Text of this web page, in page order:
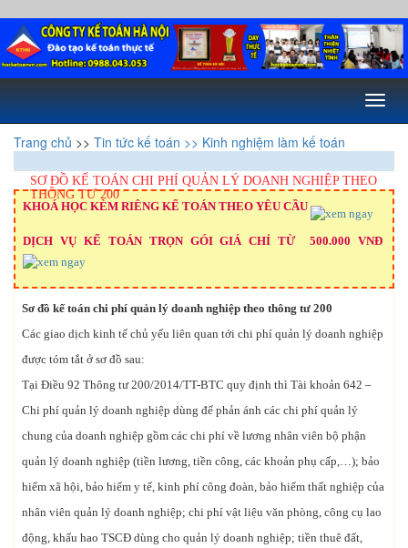
Toggle
Trang chủ >> Tin tức kế toán >> Kinh nghiệm làm kế toán
SƠ ĐỒ KẾ TOÁN CHI PHÍ QUẢN LÝ DOANH NGHIỆP THEO
THÔNG TƯ 200
KHOÁ HỌC KÈM RIÊNG KẾ TOÁN THEO YÊU CẦU
DỊCH VỤ KẾ TOÁN TRỌN GÓI GIÁ CHỈ TỪ 500.000 VNĐ
Sơ đồ kế toán chi phí quản lý doanh nghiệp theo thông tư 200
Các giao dịch kinh tế chủ yếu liên quan tới chi phí quản lý doanh nghiệp
được tóm tắt ở sơ đồ sau:
Tại Điều 92 Thông tư 200/2014/TT-BTC quy định thì Tài khoản 642 –
Chi phí quản lý doanh nghiệp dùng để phản ánh các chi phí quản lý
chung của doanh nghiệp gồm các chi phí về lương nhân viên bộ phận
quản lý doanh nghiệp (tiền lương, tiền công, các khoản phụ cấp,…); bảo
hiểm xã hội, bảo hiểm y tế, kinh phí công đoàn, bảo hiểm thất nghiệp của
nhân viên quản lý doanh nghiệp; chi phí vật liệu văn phòng, công cụ lao
động, khấu hao TSCĐ dùng cho quản lý doanh nghiệp; tiền thuê đất,